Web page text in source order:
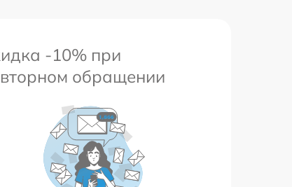
-10% при
обращении